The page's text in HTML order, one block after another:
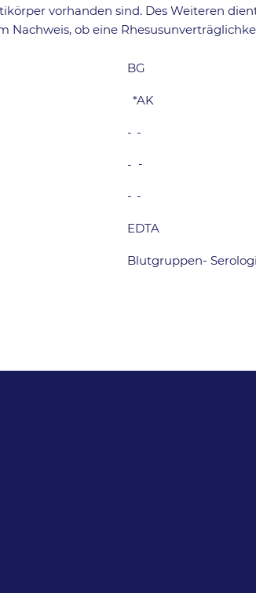
vorhanden sind. Des Weiteren
Nachweis, ob eine
BG
*AK
- -
- -
- -
EDTA
Blutgruppen-